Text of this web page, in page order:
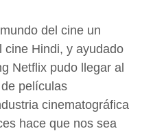
del cine un
cine Hindi, y ayudado
Netflix pudo llegar al
películas
cinematográfica
hace que nos sea